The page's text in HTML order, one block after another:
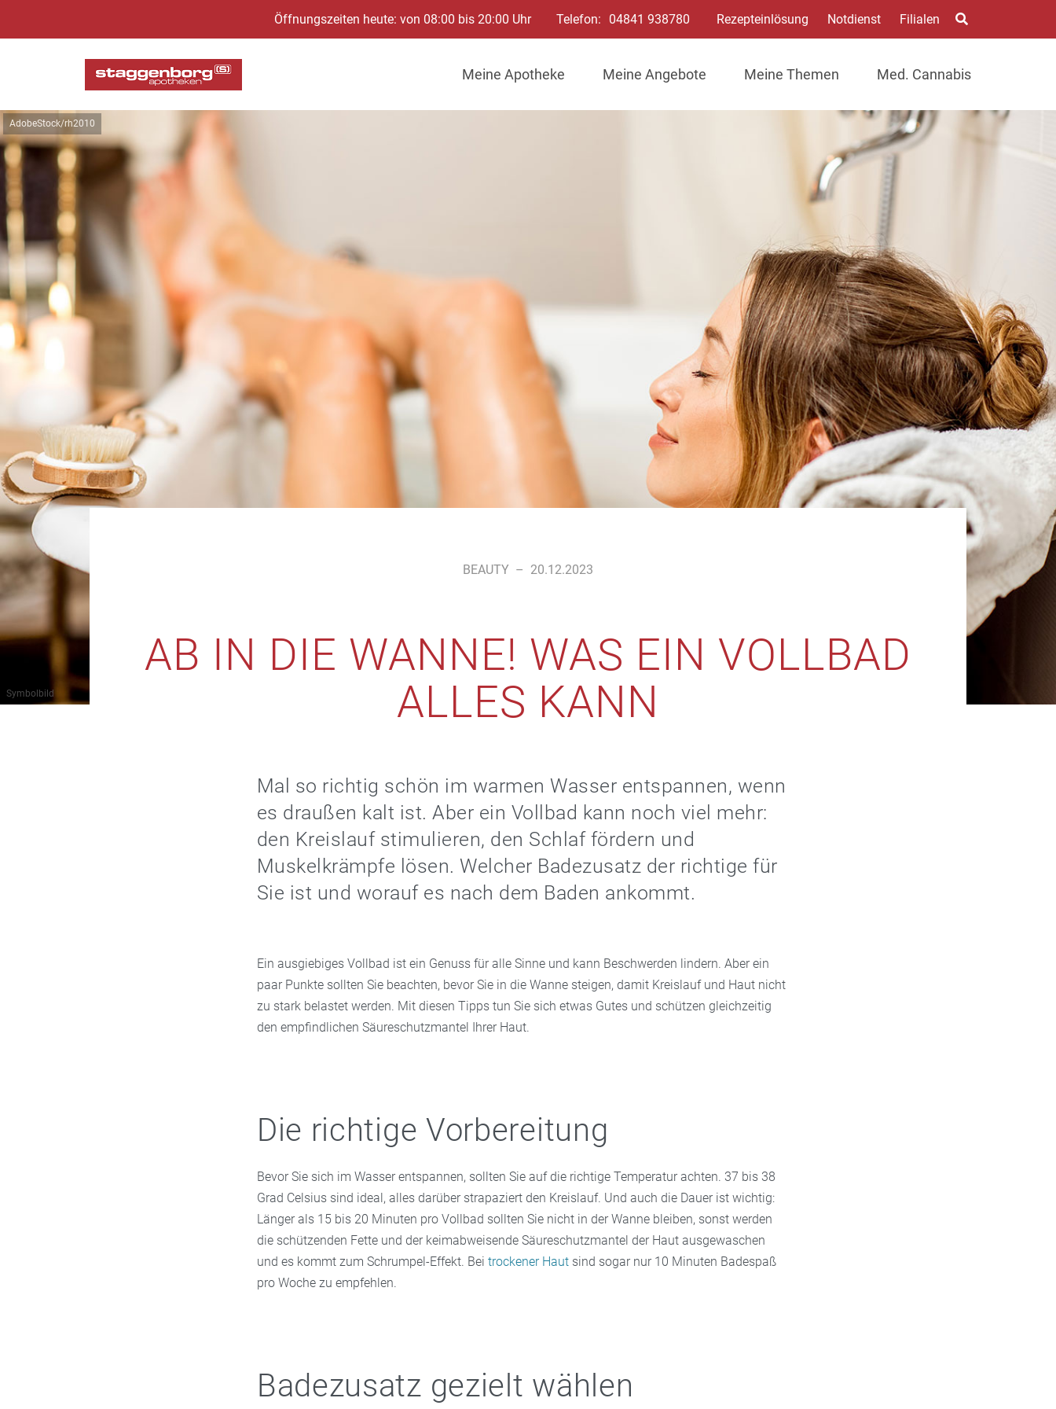
Öffnungszeiten heute: von 08:00 bis 20:00 Uhr Telefon: 04841 938780 Rezepteinlösung Notdienst Filialen
Meine Apotheke Meine Angebote Meine Themen Med. Cannabis
AdobeStock/rh2010
Symbolbild
BEAUTY – 20.12.2023
AB IN DIE WANNE! WAS EIN VOLLBAD
ALLES KANN
Mal so richtig schön im warmen Wasser entspannen, wenn
es draußen kalt ist. Aber ein Vollbad kann noch viel mehr:
den Kreislauf stimulieren, den Schlaf fördern und
Muskelkrämpfe lösen. Welcher Badezusatz der richtige für
Sie ist und worauf es nach dem Baden ankommt.
Ein ausgiebiges Vollbad ist ein Genuss für alle Sinne und kann Beschwerden lindern. Aber ein
paar Punkte sollten Sie beachten, bevor Sie in die Wanne steigen, damit Kreislauf und Haut nicht
zu stark belastet werden. Mit diesen Tipps tun Sie sich etwas Gutes und schützen gleichzeitig
den empfindlichen Säureschutzmantel Ihrer Haut.
Die richtige Vorbereitung
Bevor Sie sich im Wasser entspannen, sollten Sie auf die richtige Temperatur achten. 37 bis 38
Grad Celsius sind ideal, alles darüber strapaziert den Kreislauf. Und auch die Dauer ist wichtig:
Länger als 15 bis 20 Minuten pro Vollbad sollten Sie nicht in der Wanne bleiben, sonst werden
die schützenden Fette und der keimabweisende Säureschutzmantel der Haut ausgewaschen
und es kommt zum Schrumpel-Effekt. Bei trockener Hautsind sogar nur 10 Minuten Badespaß
pro Woche zu empfehlen.
Badezusatz gezielt wählen